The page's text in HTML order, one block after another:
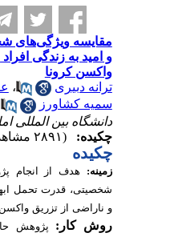
مقایسه ویژگی‌های
و امید به زندگی
واکسن کرونا
ترانه دبیری
،
سمیه کشاورز
دانشگاه بین المللی
چکیده:
چکیده
زمینه: هدف از انجام
شخصیتی، قدرت تحمل
ناراضی از تزریق واکسن
روش کار: پژوهش